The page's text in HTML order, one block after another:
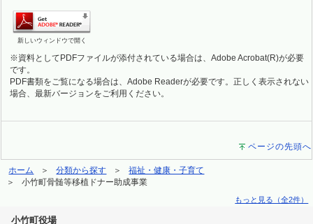
新しいウィンドウで開く
※資料としてPDFファイルが添付されている場合は、Adobe Acrobat(R)が必要
です。
PDF書類をご覧になる場合は、Adobe Readerが必要です。正しく表示されない
場合、最新バージョンをご利用ください。
ページの先頭へ
ホーム 分類から探す
福祉・健康・子育て
小竹町骨髄等移植ドナー助成事業
もっと見る（全2件）
小竹町役場